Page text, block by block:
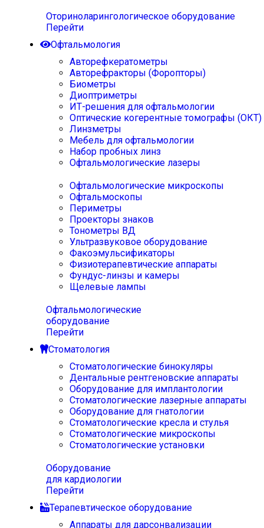
Оториноларингологическое оборудование
Перейти
Офтальмология
Авторефкератометры
Авторефракторы (Форопторы)
Биометры
Диоптриметры
ИТ-решения для офтальмологии
Оптические когерентные томографы (ОКТ)
Линзметры
Мебель для офтальмологии
Набор пробных линз
Офтальмологические лазеры
Офтальмологические микроскопы
Офтальмоскопы
Периметры
Проекторы знаков
Тонометры ВД
Ультразвуковое оборудование
Факоэмульсификаторы
Физиотерапевтические аппараты
Фундус-линзы и камеры
Щелевые лампы
Офтальмологические
оборудование
Перейти
Стоматология
Стоматологические бинокуляры
Дентальные рентгеновские аппараты
Оборудование для имплантологии
Стоматологические лазерные аппараты
Оборудование для гнатологии
Стоматологические кресла и стулья
Стоматологические микроскопы
Стоматологические установки
Оборудование
для кардиологии
Перейти
Терапевтическое оборудование
Аппараты для дарсонвализации